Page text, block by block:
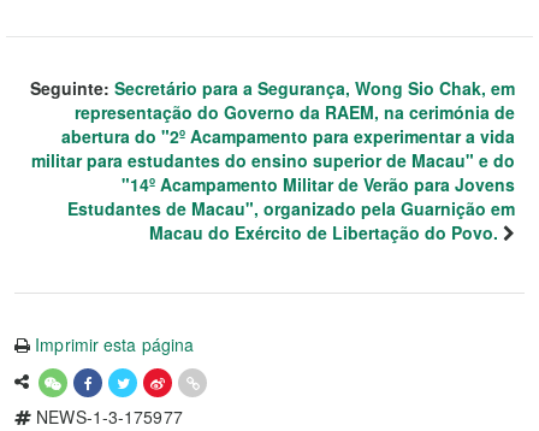
Seguinte: Secretário para a Segurança, Wong Sio Chak, em
representação do Governo da RAEM, na cerimónia de
abertura do "2º Acampamento para experimentar a vida
militar para estudantes do ensino superior de Macau" e do
"14º Acampamento Militar de Verão para Jovens
Estudantes de Macau", organizado pela Guarnição em
Macau do Exército de Libertação do Povo.
Imprimir esta página
NEWS-1-3-175977